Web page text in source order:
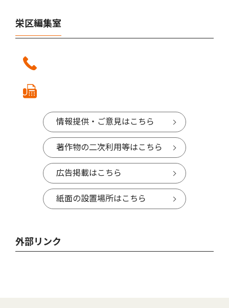
栄区編集室
情報提供・ご意見はこちら
著作物の二次利用等はこちら
広告掲載はこちら
紙面の設置場所はこちら
外部リンク